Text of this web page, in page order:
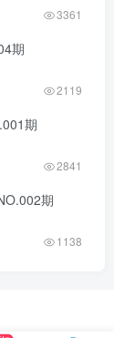
3361
期
2119
期
2841
期
1138